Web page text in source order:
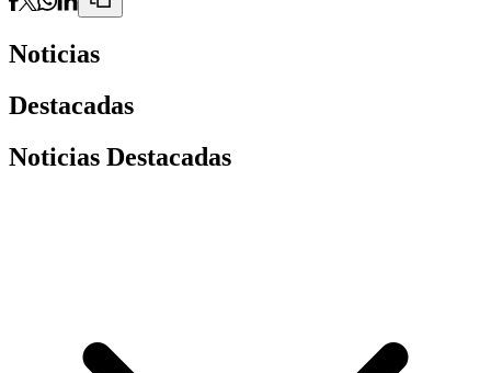
Noticias
Destacadas
Noticias Destacadas